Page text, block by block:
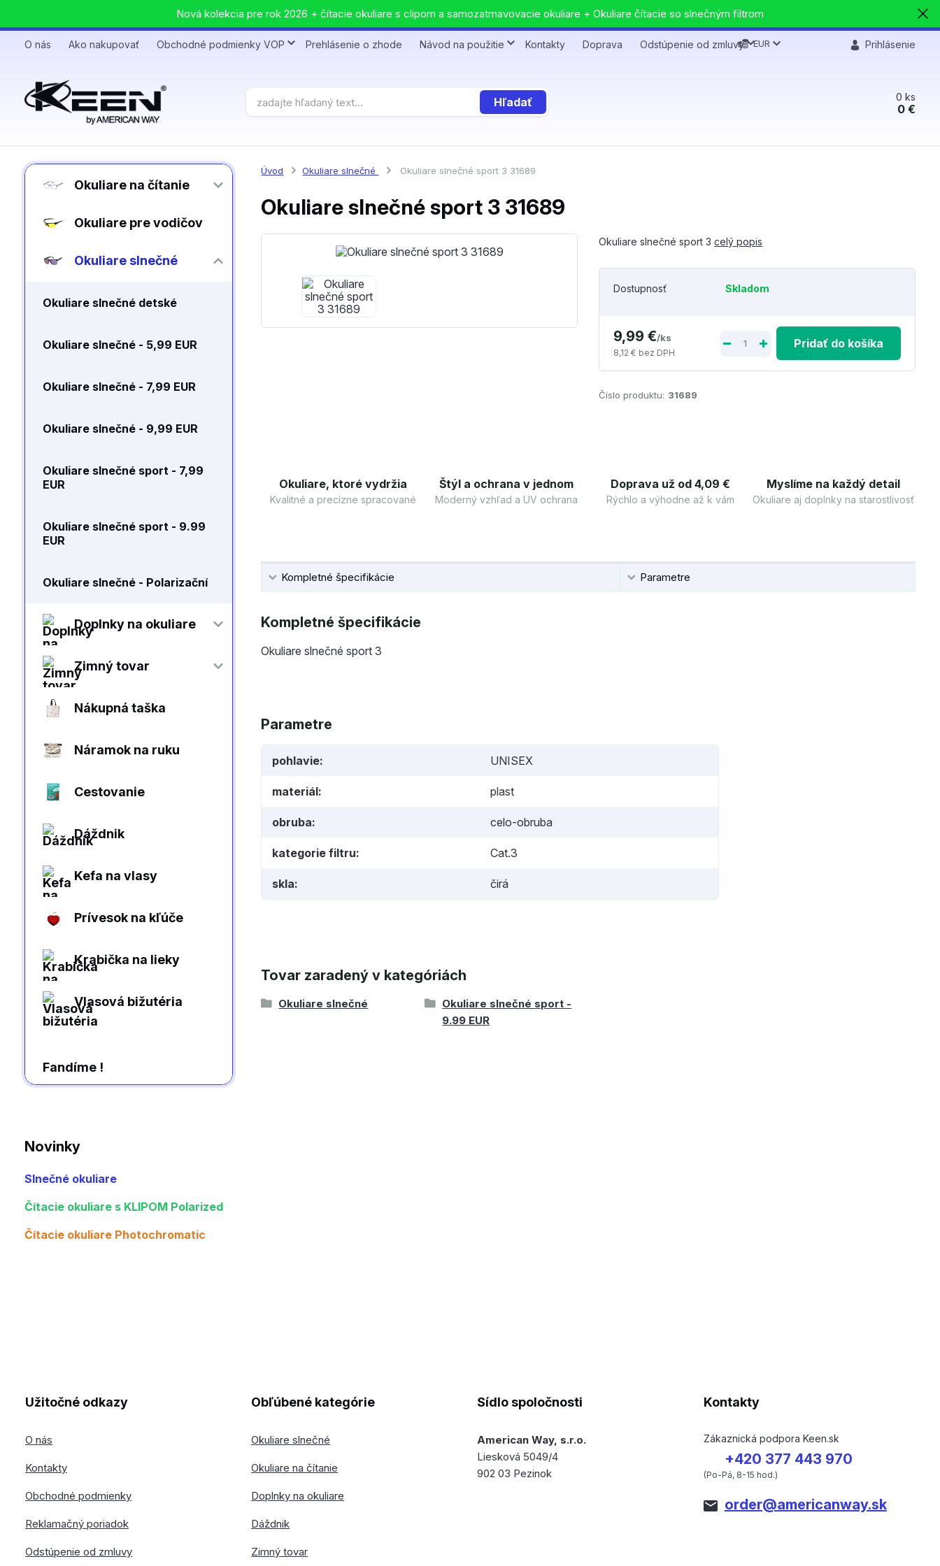
Nová kolekcia pre rok 2026 + čítacie okuliare s clipom a samozatmavovacie okuliare + Okuliare čítacie so slnečným filtrom
O nás Ako nakupovať Obchodné podmienky VOP Prehlásenie o zhode Návod na použitie Kontakty Doprava Odstúpenie od zmluvy EUR Prihlásenie
Hľadať 0 ks
0 €
Okuliare na čítanie
Okuliare pre vodičov
Okuliare slnečné
Okuliare slnečné detské
Okuliare slnečné - 5,99 EUR
Okuliare slnečné - 7,99 EUR
Okuliare slnečné - 9,99 EUR
Okuliare slnečné sport - 7,99
EUR
Okuliare slnečné sport - 9.99
EUR
Okuliare slnečné - Polarizační
Doplnky na okuliare
Zimný tovar
Nákupná taška
Náramok na ruku
Cestovanie
Dáždnik
Kefa na vlasy
Prívesok na kľúče
Krabička na lieky
Vlasová bižutéria
Fandíme !
Novinky
Slnečné okuliare
Čítacie okuliare s KLIPOM Polarized
Čítacie okuliare Photochromatic
Úvod Okuliare slnečné Okuliare slnečné sport 3 31689
Okuliare slnečné sport 3 31689
Okuliare slnečné sport 3celý popis
Dostupnosť Skladom
9,99 €/ks
8,12 € bez DPH
Pridať do košíka
Číslo produktu: 31689
Okuliare, ktoré vydržia
Kvalitné a precízne spracované
Štýl a ochrana v jednom
Moderný vzhľad a UV ochrana
Doprava už od 4,09 €
Rýchlo a výhodne až k vám
Myslíme na každý detail
Okuliare aj doplnky na starostlivosť
Kompletné špecifikácie Parametre
Kompletné špecifikácie
Okuliare slnečné sport 3
Parametre
pohlavie UNISEX
materiál plast
obruba celo-obruba
kategorie filtru Cat.3
skla čirá
Tovar zaradený v kategóriách
Okuliare slnečné
Okuliare slnečné sport -
9.99 EUR
Užitočné odkazy
O nás
Kontakty
Obchodné podmienky
Reklamačný poriadok
Odstúpenie od zmluvy
Obľúbené kategórie
Okuliare slnečné
Okuliare na čítanie
Doplnky na okuliare
Dáždnik
Zimný tovar
Sídlo spoločnosti
American Way, s.r.o.
Liesková 5049/4
902 03 Pezinok
Kontakty
Zákaznická podpora Keen.sk
+420 377 443 970
(Po-Pá, 8-15 hod.)
order@americanway.sk